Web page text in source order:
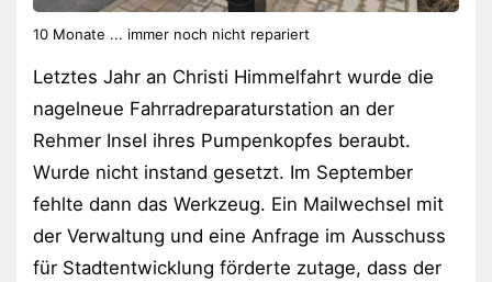
10 Monate ... immer noch nicht repariert
Letztes Jahr an Christi Himmelfahrt wurde die
nagelneue Fahrradreparaturstation an der
Rehmer Insel ihres Pumpenkopfes beraubt.
Wurde nicht instand gesetzt. Im September
fehlte dann das Werkzeug. Ein Mailwechsel mit
der Verwaltung und eine Anfrage im Ausschuss
für Stadtentwicklung förderte zutage, dass der